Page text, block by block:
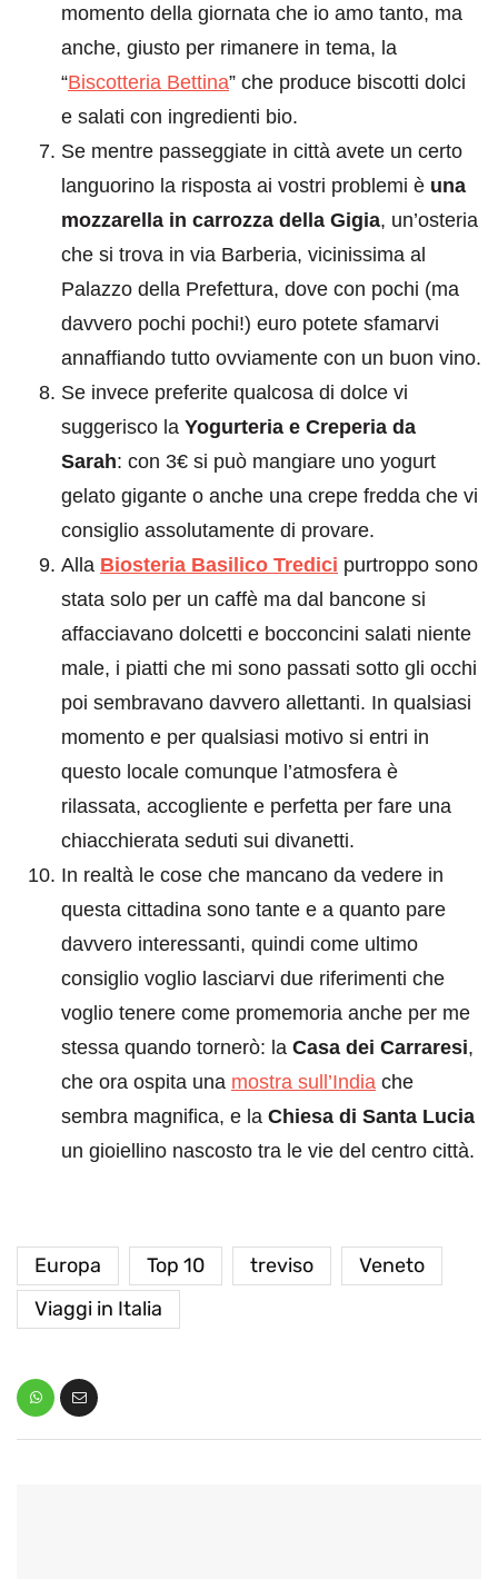
momento della giornata che io amo tanto, ma
anche, giusto per rimanere in tema, la
“Biscotteria Bettina” che produce biscotti dolci
e salati con ingredienti bio.
Se mentre passeggiate in città avete un certo
languorino la risposta ai vostri problemi è una
mozzarella in carrozza della Gigia, un’osteria
che si trova in via Barberia, vicinissima al
Palazzo della Prefettura, dove con pochi (ma
davvero pochi pochi!) euro potete sfamarvi
annaffiando tutto ovviamente con un buon vino.
Se invece preferite qualcosa di dolce vi
suggerisco la Yogurteria e Creperia da
Sarah: con 3€ si può mangiare uno yogurt
gelato gigante o anche una crepe fredda che vi
consiglio assolutamente di provare.
Alla Biosteria Basilico Tredici purtroppo sono
stata solo per un caffè ma dal bancone si
affacciavano dolcetti e bocconcini salati niente
male, i piatti che mi sono passati sotto gli occhi
poi sembravano davvero allettanti. In qualsiasi
momento e per qualsiasi motivo si entri in
questo locale comunque l’atmosfera è
rilassata, accogliente e perfetta per fare una
chiacchierata seduti sui divanetti.
In realtà le cose che mancano da vedere in
questa cittadina sono tante e a quanto pare
davvero interessanti, quindi come ultimo
consiglio voglio lasciarvi due riferimenti che
voglio tenere come promemoria anche per me
stessa quando tornerò: la Casa dei Carraresi,
che ora ospita una mostra sull’India che
sembra magnifica, e la Chiesa di Santa Lucia
un gioiellino nascosto tra le vie del centro città.
Europa Top 10 treviso
Veneto
Viaggi in Italia